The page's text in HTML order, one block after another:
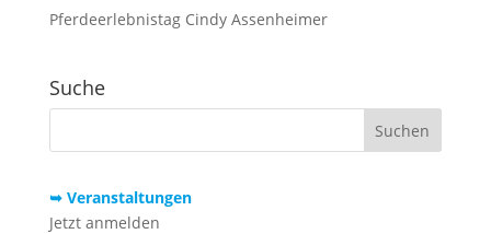
Pferdeerlebnistag Cindy Assenheimer
Suche
➥ Veranstaltungen
Jetzt anmelden